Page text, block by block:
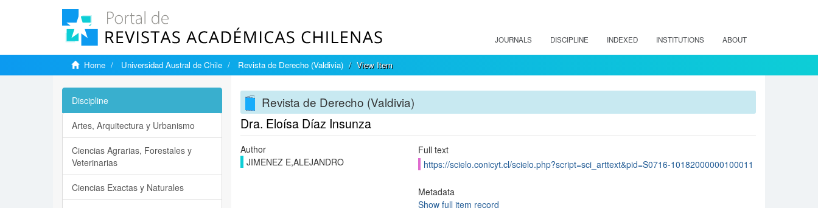
JOURNALS DISCIPLINE INDEXED INSTITUTIONS ABOUT
Home Universidad Austral de Chile Revista de Derecho (Valdivia) View Item
Revista de Derecho (Valdivia)
Dra. Eloísa Díaz Insunza
Author
JIMENEZ E,ALEJANDRO
Full text
https://scielo.conicyt.cl/scielo.php?script=sci_arttext&pid=S0716-10182000000100011
Metadata
Show full item record
Discipline
Artes, Arquitectura y Urbanismo
Ciencias Agrarias, Forestales y
Veterinarias
Ciencias Exactas y Naturales